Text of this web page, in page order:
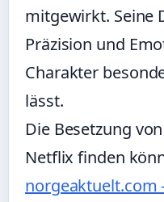
mitgewirkt. Seine
Präzision und
Charakter
lässt.
Die Besetzung
Netflix finden
norgeaktuelt.com